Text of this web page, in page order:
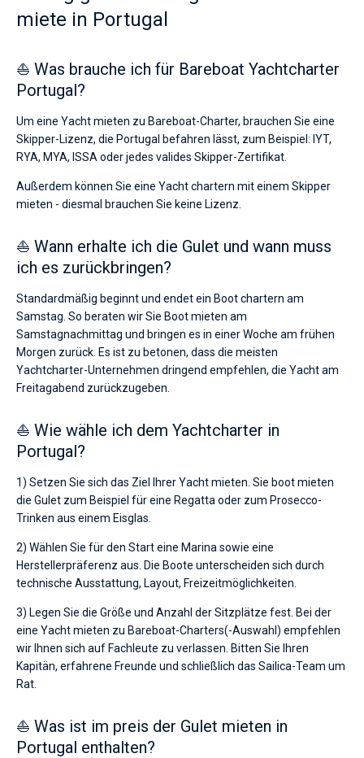
miete in Portugal
⛵ Was brauche ich für Bareboat Yachtcharter
Portugal?
Um eine Yacht mieten zu Bareboat-Charter, brauchen Sie eine
Skipper-Lizenz, die Portugal befahren lässt, zum Beispiel: IYT,
RYA, MYA, ISSA oder jedes valides Skipper-Zertifikat.
Außerdem können Sie eine Yacht chartern mit einem Skipper
mieten - diesmal brauchen Sie keine Lizenz.
⛵ Wann erhalte ich die Gulet und wann muss
ich es zurückbringen?
Standardmäßig beginnt und endet ein Boot chartern am
Samstag. So beraten wir Sie Boot mieten am
Samstagnachmittag und bringen es in einer Woche am frühen
Morgen zurück. Es ist zu betonen, dass die meisten
Yachtcharter-Unternehmen dringend empfehlen, die Yacht am
Freitagabend zurückzugeben.
⛵ Wie wähle ich dem Yachtcharter in
Portugal?
1) Setzen Sie sich das Ziel Ihrer Yacht mieten. Sie boot mieten
die Gulet zum Beispiel für eine Regatta oder zum Prosecco-
Trinken aus einem Eisglas.
2) Wählen Sie für den Start eine Marina sowie eine
Herstellerpräferenz aus. Die Boote unterscheiden sich durch
technische Ausstattung, Layout, Freizeitmöglichkeiten.
3) Legen Sie die Größe und Anzahl der Sitzplätze fest. Bei der
eine Yacht mieten zu Bareboat-Charters(-Auswahl) empfehlen
wir Ihnen sich auf Fachleute zu verlassen. Bitten Sie Ihren
Kapitän, erfahrene Freunde und schließlich das Sailica-Team um
Rat.
⛵ Was ist im preis der Gulet mieten in
Portugal enthalten?